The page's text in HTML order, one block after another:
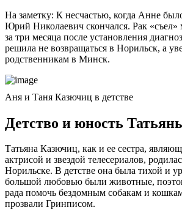
На заметку: К несчастью, когда Анне
Юрий Николаевич скончался. Рак «съел»
за три месяца после установления
решила не возвращаться в Норильск, а
родственникам в Минск.
Аня и Таня Казючиц в детстве
Детство и юность
Татьяна Казючиц, как и ее сестра,
актрисой и звездой телесериалов,
Норильске. В детстве она была тихой и
большой любовью были животные,
рада помочь бездомным собакам и
прозвали Гринписом.